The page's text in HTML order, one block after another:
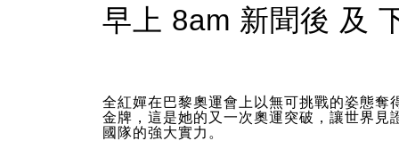
早上 8am 新聞後 及
全紅嬋在巴黎奧運會上以無可挑戰的姿態奪
金牌，這是她的又一次奧運突破，讓世界見
國隊的強大實力。